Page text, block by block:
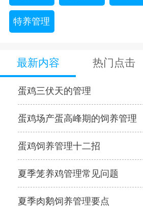
特养管理
最新内容 热门点击
蛋鸡三伏天的管理
蛋鸡场产蛋高峰期的饲养管理
蛋鸡饲养管理十二招
夏季笼养鸡管理常见问题
夏季肉鹅饲养管理要点